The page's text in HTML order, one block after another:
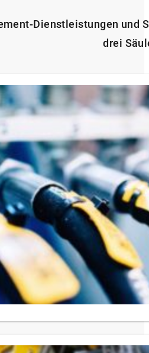
Dienstleistungen und
drei